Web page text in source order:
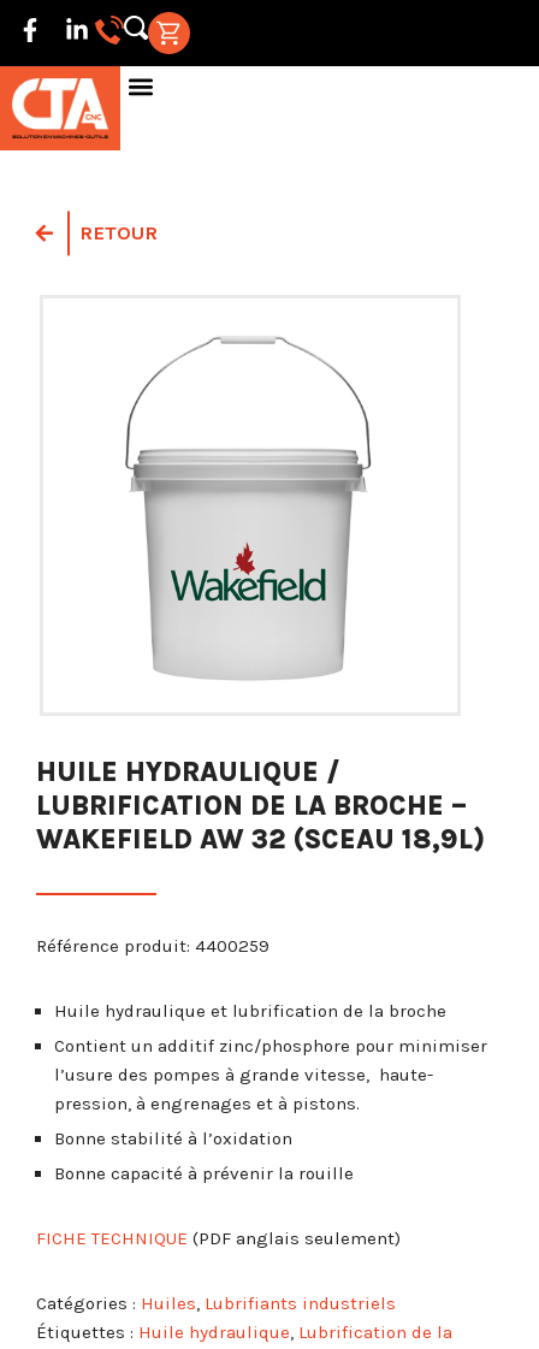
RETOUR
HUILE HYDRAULIQUE /
LUBRIFICATION DE LA BROCHE –
WAKEFIELD AW 32 (SCEAU 18,9L)
Référence produit: 4400259
Huile hydraulique et lubrification de la broche
Contient un additif zinc/phosphore pour minimiser
l’usure des pompes à grande vitesse, haute-
pression, à engrenages et à pistons.
Bonne stabilité à l’oxidation
Bonne capacité à prévenir la rouille
FICHE TECHNIQUE (PDF anglais seulement)
Catégories : Huiles, Lubrifiants industriels
Étiquettes : Huile hydraulique, Lubrification de la